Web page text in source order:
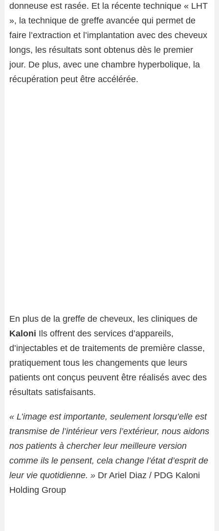
donneuse est rasée. Et la récente technique « LHT
», la technique de greffe avancée qui permet de
faire l’extraction et l’implantation avec des cheveux
longs, les résultats sont obtenus dès le premier
jour. De plus, avec une chambre hyperbolique, la
récupération peut être accélérée.
En plus de la greffe de cheveux, les cliniques de
Kaloni Ils offrent des services d’appareils,
d’injectables et de traitements de première classe,
pratiquement tous les changements que leurs
patients ont conçus peuvent être réalisés avec des
résultats satisfaisants.
« L’image est importante, seulement lorsqu’elle est
transmise de l’intérieur vers l’extérieur, nous aidons
nos patients à chercher leur meilleure version
comme ils le pensent, cela change l’état d’esprit de
leur vie quotidienne. » Dr Ariel Diaz / PDG Kaloni
Holding Group